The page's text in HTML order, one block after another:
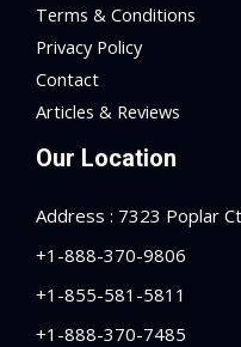
Terms & Conditions
Privacy Policy
Contact
Articles & Reviews
Our Location
Address : 7323 Poplar
+1-888-370-9806
+1-855-581-5811
+1-888-370-7485